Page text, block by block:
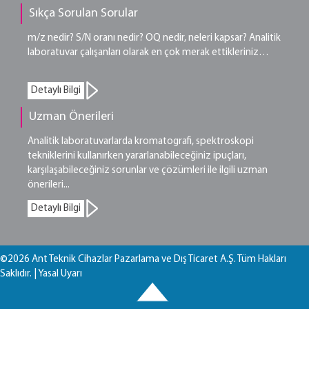
Sıkça Sorulan Sorular
m/z nedir? S/N oranı nedir? OQ nedir, neleri kapsar? Analitik
laboratuvar çalışanları olarak en çok merak ettikleriniz…
Detaylı Bilgi
Uzman Önerileri
Analitik laboratuvarlarda kromatografi, spektroskopi
tekniklerini kullanırken yararlanabileceğiniz ipuçları,
karşılaşabileceğiniz sorunlar ve çözümleri ile ilgili uzman
önerileri...
Detaylı Bilgi
©2026 Ant Teknik Cihazlar Pazarlama ve Dış Ticaret A.Ş. Tüm Hakları
Saklıdır. | Yasal Uyarı